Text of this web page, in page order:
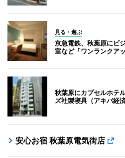
見る・遊ぶ
京急電鉄、秋葉原にビ
室など「ワンランクア
秋葉原にカプセルホテ
ズ社製寝具（アキバ経済
安心お宿 秋葉原電気街店